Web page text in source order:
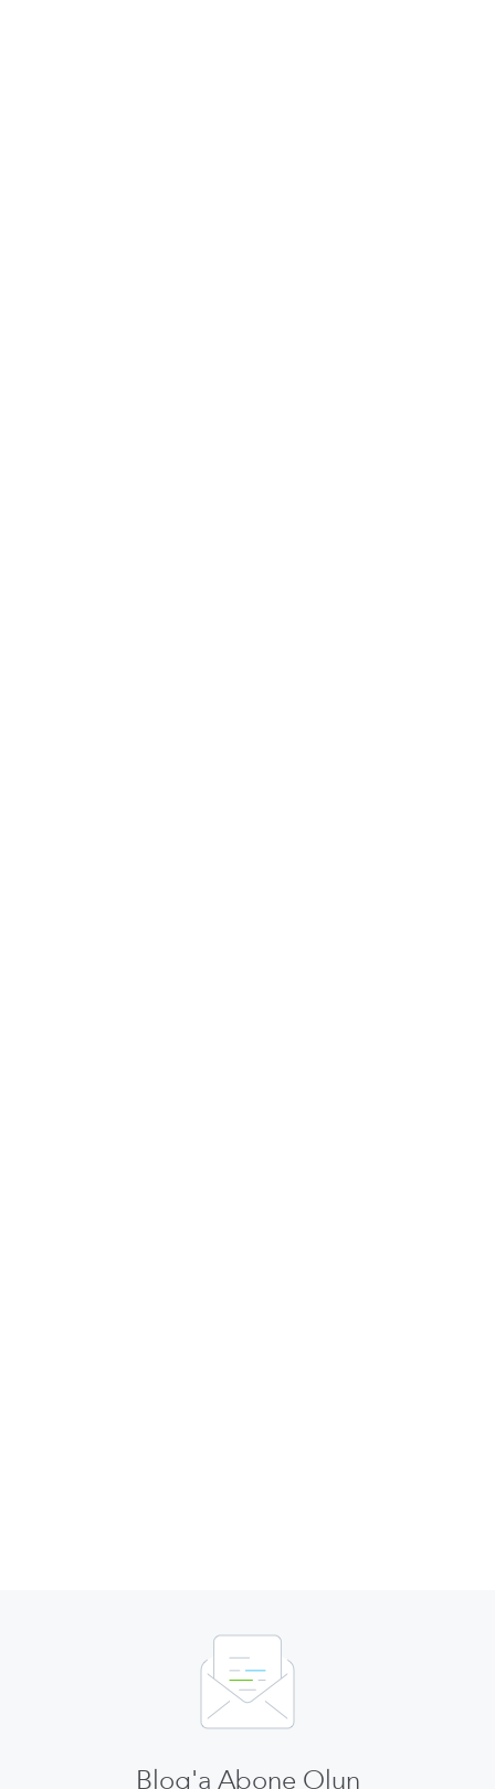
Blog'a Abone Olun